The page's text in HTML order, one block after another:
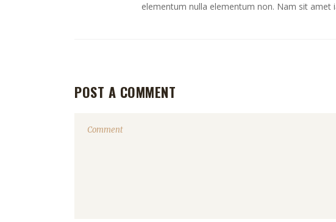
elementum nulla elementum non. Nam sit amet
POST A COMMENT